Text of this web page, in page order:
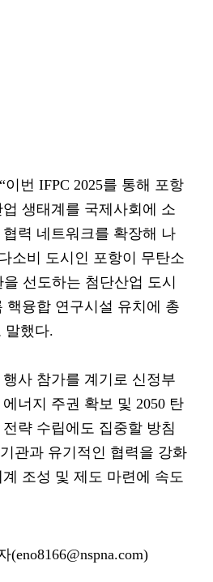
번 IFPC 2025를 통해 포항
생태계를 국제사회에 소
력 네트워크를 확장해 나
소비 도시인 포항이 무탄소
선도하는 첨단산업 도시
핵융합 연구시설 유치에 총
말했다.
사 참가를 계기로 신정부
너지 주권 확보 및 2050 탄
략 수립에도 집중할 방침
관과 유기적인 협력을 강화
조성 및 제도 마련에 속도